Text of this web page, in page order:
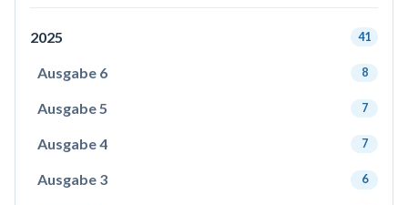
2025 41
Ausgabe 6 8
Ausgabe 5 7
Ausgabe 4 7
Ausgabe 3 6